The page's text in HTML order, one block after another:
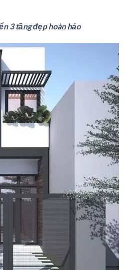
3 tầng đẹp hoàn hảo